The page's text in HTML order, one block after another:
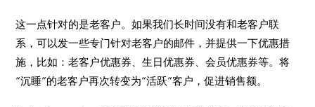
这一点针对的是老客户。如果我们长时间没有和老客户联
系，可以发一些专门针对老客户的邮件，并提供一下优惠措
施，比如：老客户优惠券、生日优惠券、会员优惠券等。将
“沉睡”的老客户再次转变为“活跃”客户，促进销售额。